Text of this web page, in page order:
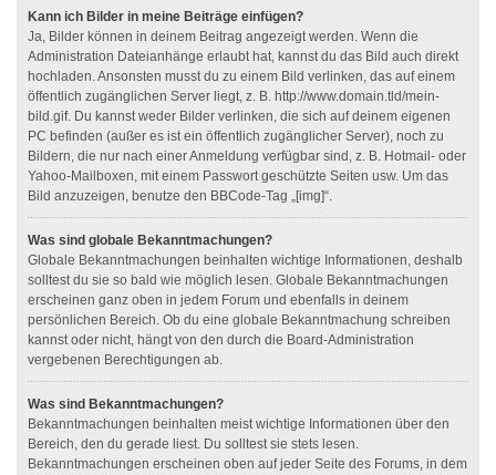
Kann ich Bilder in meine Beiträge einfügen?
Ja, Bilder können in deinem Beitrag angezeigt werden. Wenn die
Administration Dateianhänge erlaubt hat, kannst du das Bild auch direkt
hochladen. Ansonsten musst du zu einem Bild verlinken, das auf einem
öffentlich zugänglichen Server liegt, z. B. http://www.domain.tld/mein-
bild.gif. Du kannst weder Bilder verlinken, die sich auf deinem eigenen
PC befinden (außer es ist ein öffentlich zugänglicher Server), noch zu
Bildern, die nur nach einer Anmeldung verfügbar sind, z. B. Hotmail- oder
Yahoo-Mailboxen, mit einem Passwort geschützte Seiten usw. Um das
Bild anzuzeigen, benutze den BBCode-Tag „[img]“.
Was sind globale Bekanntmachungen?
Globale Bekanntmachungen beinhalten wichtige Informationen, deshalb
solltest du sie so bald wie möglich lesen. Globale Bekanntmachungen
erscheinen ganz oben in jedem Forum und ebenfalls in deinem
persönlichen Bereich. Ob du eine globale Bekanntmachung schreiben
kannst oder nicht, hängt von den durch die Board-Administration
vergebenen Berechtigungen ab.
Was sind Bekanntmachungen?
Bekanntmachungen beinhalten meist wichtige Informationen über den
Bereich, den du gerade liest. Du solltest sie stets lesen.
Bekanntmachungen erscheinen oben auf jeder Seite des Forums, in dem